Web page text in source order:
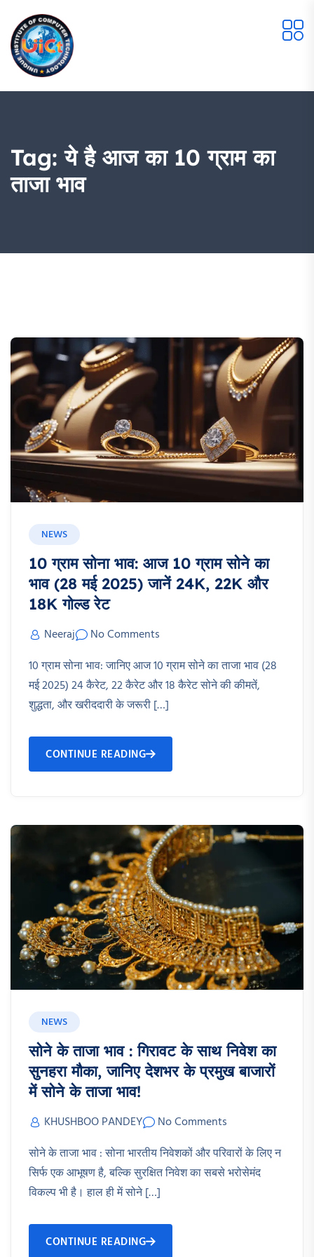
Tag:ये है आज का 10 ग्राम का
ताजा भाव
NEWS
10 ग्राम सोना भाव: आज 10 ग्राम सोने का
भाव (28 मई 2025) जानें 24K, 22K और
18K गोल्ड रेट
Neeraj
No Comments
10 ग्राम सोना भाव: जानिए आज 10 ग्राम सोने का ताजा भाव (28
मई 2025) 24 कैरेट, 22 कैरेट और 18 कैरेट सोने की कीमतें,
शुद्धता, और खरीददारी के जरूरी […]
CONTINUE READING
NEWS
सोने के ताजा भाव : गिरावट के साथ निवेश का
सुनहरा मौका, जानिए देशभर के प्रमुख बाजारों
में सोने के ताजा भाव!
KHUSHBOO PANDEY
No Comments
सोने के ताजा भाव : सोना भारतीय निवेशकों और परिवारों के लिए न
सिर्फ एक आभूषण है, बल्कि सुरक्षित निवेश का सबसे भरोसेमंद
विकल्प भी है। हाल ही में सोने […]
CONTINUE READING